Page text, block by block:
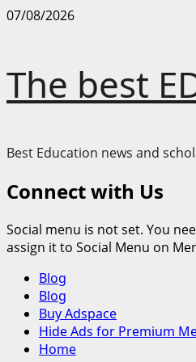
Skip
07/08/2026
The best
Best Education news and
Connect with Us
Social menu is not set. You
assign it to Social Menu on
Primary
Menu
Blog
Blog
Buy Adspace
Hide Ads for Premium
Home